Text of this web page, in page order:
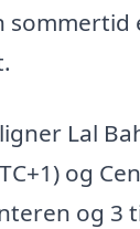
Lal
og
og 3